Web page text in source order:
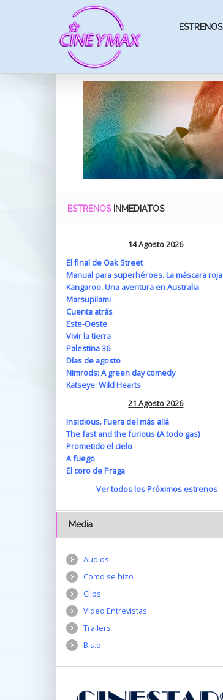
ESTRENOS
ESTRENOS INMEDIATOS
14 Agosto 2026
El final de Oak Street
Manual para superhéroes. La máscara roja
Kangaroo. Una aventura en Australia
Marsupilami
Cuenta atrás
Este-Oeste
Vivir la tierra
Palestina 36
Días de agosto
Nimrods: A green day comedy
Katseye: Wild Hearts
21 Agosto 2026
Insidious. Fuera del más allá
The fast and the furious (A todo gas)
Prometido el cielo
A fuego
El coro de Praga
Ver todos los Próximos estrenos
Media
Audios
Como se hizo
Clips
Vídeo Entrevistas
Trailers
B.s.o.